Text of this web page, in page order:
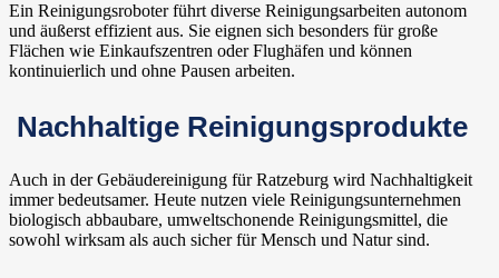
Ein Reinigungsroboter führt diverse Reinigungsarbeiten autonom
und äußerst effizient aus. Sie eignen sich besonders für große
Flächen wie Einkaufszentren oder Flughäfen und können
kontinuierlich und ohne Pausen arbeiten.
Nachhaltige Reinigungsprodukte
Auch in der Gebäudereinigung für Ratzeburg wird Nachhaltigkeit
immer bedeutsamer. Heute nutzen viele Reinigungsunternehmen
biologisch abbaubare, umweltschonende Reinigungsmittel, die
sowohl wirksam als auch sicher für Mensch und Natur sind.